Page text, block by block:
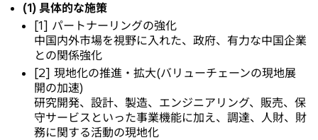
(1) 具体的な施策
[1] パートナーリングの強化
中国内外市場を視野に入れた、政府、有力な中国企業
との関係強化
[2] 現地化の推進・拡大(バリューチェーンの現地展
開の加速)
研究開発、設計、製造、エンジニアリング、販売、保
守サービスといった事業機能に加え、調達、人財、財
務に関する活動の現地化